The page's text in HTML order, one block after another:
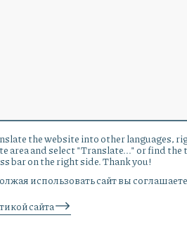
the website into other languages,
area and select "Translate..." or find
bar on the right side. Thank you!
использовать сайт вы
сайта